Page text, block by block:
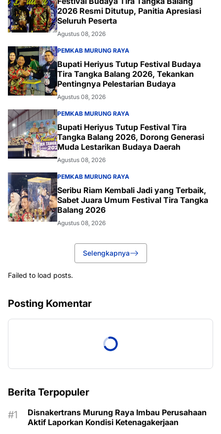
2026 Resmi Ditutup, Panitia Apresiasi
Seluruh Peserta
Agustus 08, 2026
PEMKAB MURUNG RAYA
Bupati Heriyus Tutup Festival Budaya
Tira Tangka Balang 2026, Tekankan
Pentingnya Pelestarian Budaya
Agustus 08, 2026
PEMKAB MURUNG RAYA
Bupati Heriyus Tutup Festival Tira
Tangka Balang 2026, Dorong Generasi
Muda Lestarikan Budaya Daerah
Agustus 08, 2026
PEMKAB MURUNG RAYA
Seribu Riam Kembali Jadi yang Terbaik,
Sabet Juara Umum Festival Tira Tangka
Balang 2026
Agustus 08, 2026
Selengkapnya
Failed to load posts.
Posting Komentar
Berita Terpopuler
Disnakertrans Murung Raya Imbau Perusahaan
Aktif Laporkan Kondisi Ketenagakerjaan